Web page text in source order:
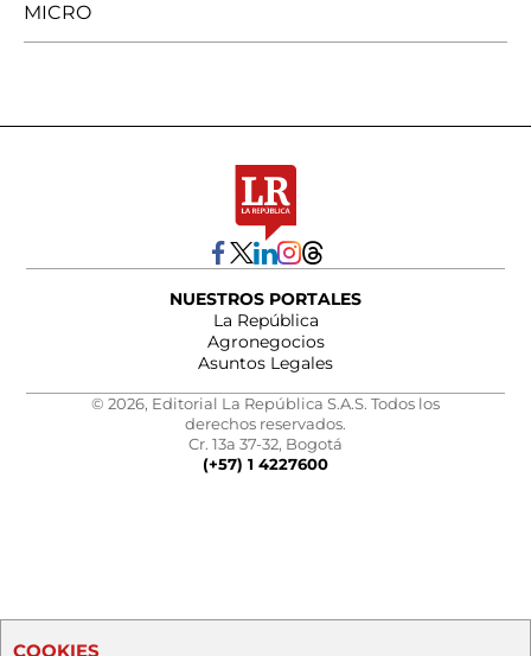
MICRO
NUESTROS PORTALES
La República
Agronegocios
Asuntos Legales
© 2026, Editorial La República S.A.S. Todos los
derechos reservados.
Cr. 13a 37-32, Bogotá
(+57) 1 4227600
COOKIES